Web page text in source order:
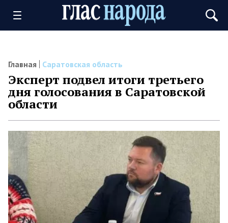
Главная Саратовская область
Эксперт подвел итоги третьего
дня голосования в Саратовской
области